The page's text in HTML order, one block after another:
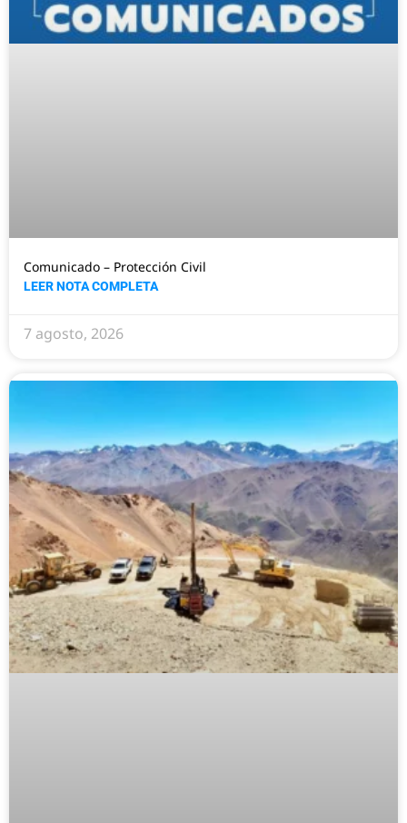
Comunicado – Protección Civil
LEER NOTA COMPLETA
7 agosto, 2026